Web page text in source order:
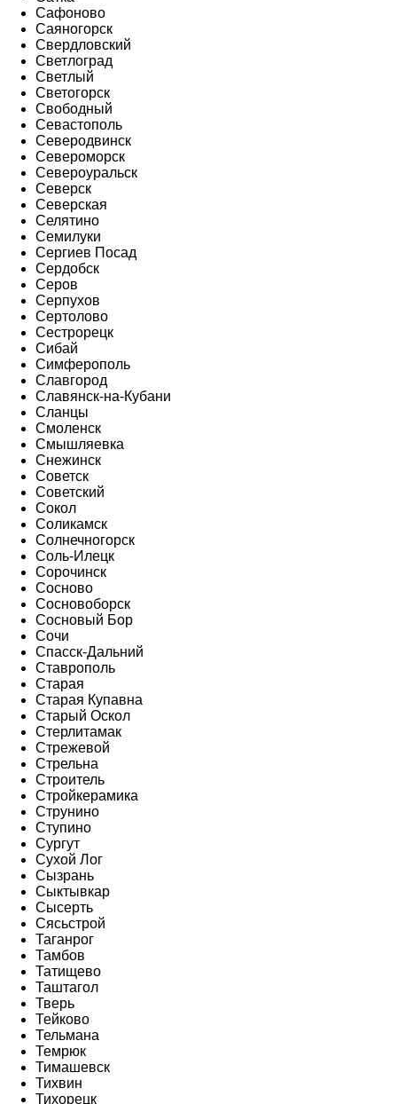
Сафоново
Саяногорск
Свердловский
Светлоград
Светлый
Светогорск
Свободный
Севастополь
Северодвинск
Североморск
Североуральск
Северск
Северская
Селятино
Семилуки
Сергиев Посад
Сердобск
Серов
Серпухов
Сертолово
Сестрорецк
Сибай
Симферополь
Славгород
Славянск-на-Кубани
Сланцы
Смоленск
Смышляевка
Снежинск
Советск
Советский
Сокол
Соликамск
Солнечногорск
Соль-Илецк
Сорочинск
Сосново
Сосновоборск
Сосновый Бор
Сочи
Спасск-Дальний
Ставрополь
Старая
Старая Купавна
Старый Оскол
Стерлитамак
Стрежевой
Стрельна
Строитель
Стройкерамика
Струнино
Ступино
Сургут
Сухой Лог
Сызрань
Сыктывкар
Сысерть
Сясьстрой
Таганрог
Тамбов
Татищево
Таштагол
Тверь
Тейково
Тельмана
Темрюк
Тимашевск
Тихвин
Тихорецк